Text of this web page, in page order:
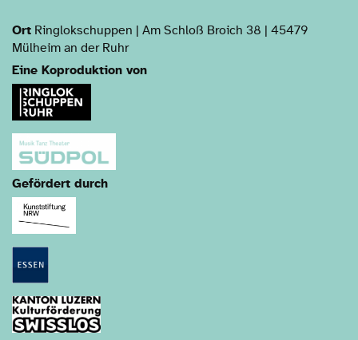
Ort Ringlokschuppen | Am Schloß Broich 38 | 45479
Mülheim an der Ruhr
Eine Koproduktion von
Gefördert durch